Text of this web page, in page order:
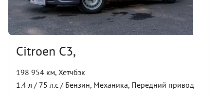
Citroen C3,
198 954 км, Хетчбэк
1.4 л / 75 л.с / Бензин, Механика, Передний привод